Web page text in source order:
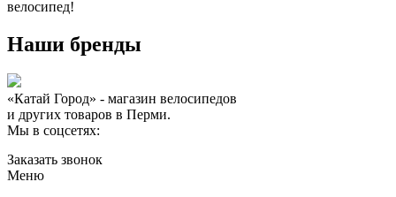
велосипед!
Наши бренды
«Катай Город» - магазин велосипедов
и других товаров в Перми.
Мы в соцсетях:
Заказать звонок
Меню